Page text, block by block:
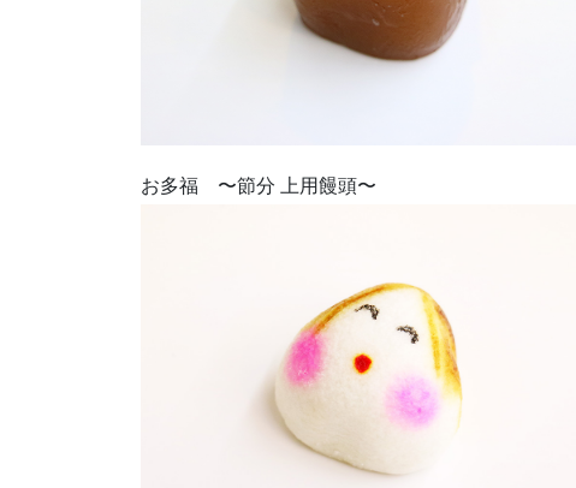
お多福 〜節分 上用饅頭〜